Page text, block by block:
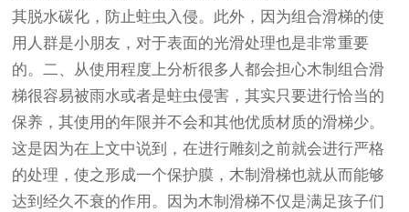
其脱水碳化，防止蛀虫入侵。此外，因为组合滑梯的使
用人群是小朋友，对于表面的光滑处理也是非常重要
的。二、从使用程度上分析很多人都会担心木制组合滑
梯很容易被雨水或者是蛀虫侵害，其实只要进行恰当的
保养，其使用的年限并不会和其他优质材质的滑梯少。
这是因为在上文中说到，在进行雕刻之前就会进行严格
的处理，使之形成一个保护膜，木制滑梯也就从而能够
达到经久不衰的作用。因为木制滑梯不仅是满足孩子们